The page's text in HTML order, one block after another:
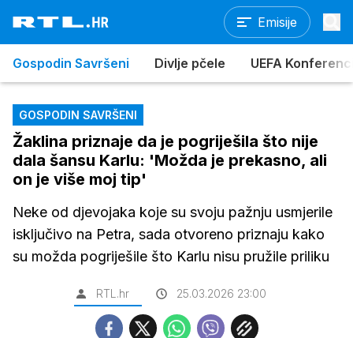
Emisije
Gospodin Savršeni Divlje pčele UEFA
GOSPODIN SAVRŠENI
Žaklina priznaje da je pogriješila što nije
dala šansu Karlu: 'Možda je prekasno, ali
on je više moj tip'
Neke od djevojaka koje su svoju pažnju usmjerile
isključivo na Petra, sada otvoreno priznaju kako
su možda pogriješile što Karlu nisu pružile priliku
RTL.hr 25.03.2026 23:00